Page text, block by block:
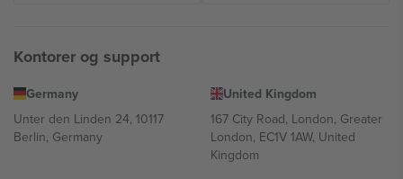
Kontorer og support
Germany
Unter den Linden 24, 10117
Berlin, Germany
United Kingdom
167 City Road, London, Greater
London, EC1V 1AW, United
Kingdom